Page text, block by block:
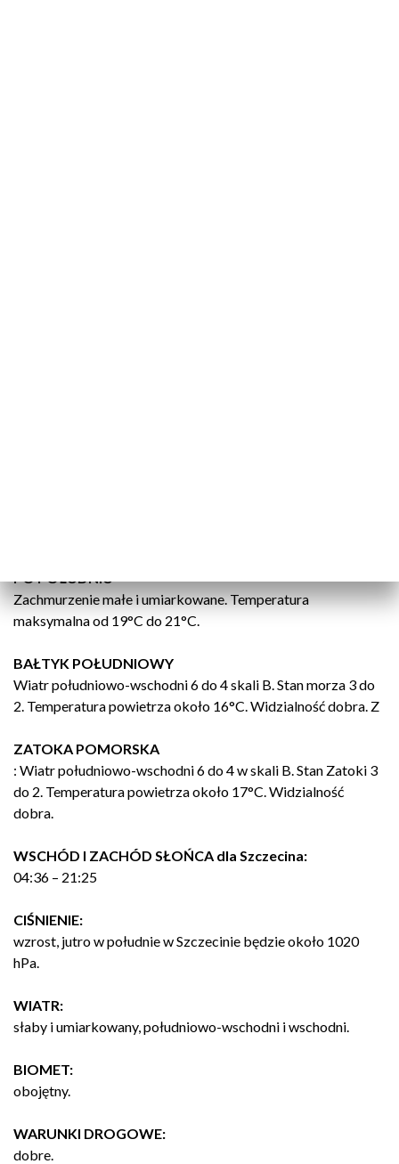
PO POŁUDNIU
Zachmurzenie małe i umiarkowane. Temperatura
maksymalna od 19°C do 21°C.
BAŁTYK POŁUDNIOWY
Wiatr południowo-wschodni 6 do 4 skali B. Stan morza 3 do
2. Temperatura powietrza około 16°C. Widzialność dobra. Z
ZATOKA POMORSKA
: Wiatr południowo-wschodni 6 do 4 w skali B. Stan Zatoki 3
do 2. Temperatura powietrza około 17°C. Widzialność
dobra.
WSCHÓD I ZACHÓD SŁOŃCA dla Szczecina:
04:36 – 21:25
CIŚNIENIE:
wzrost, jutro w południe w Szczecinie będzie około 1020
hPa.
WIATR:
słaby i umiarkowany, południowo-wschodni i wschodni.
BIOMET:
obojętny.
WARUNKI DROGOWE:
dobre.